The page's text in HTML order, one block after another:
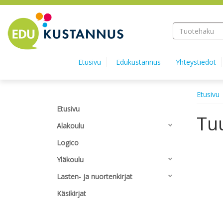
Hyppää pääsisältöön
Etusivu Edukustannus Yhteystiedot
Etusivu
Alakoulu
Logico
Yläkoulu
Lasten- ja nuortenkirjat
Käsikirjat
Etusivu